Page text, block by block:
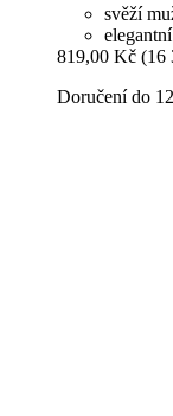
svěží
819,00 Kč (16
Doručení do